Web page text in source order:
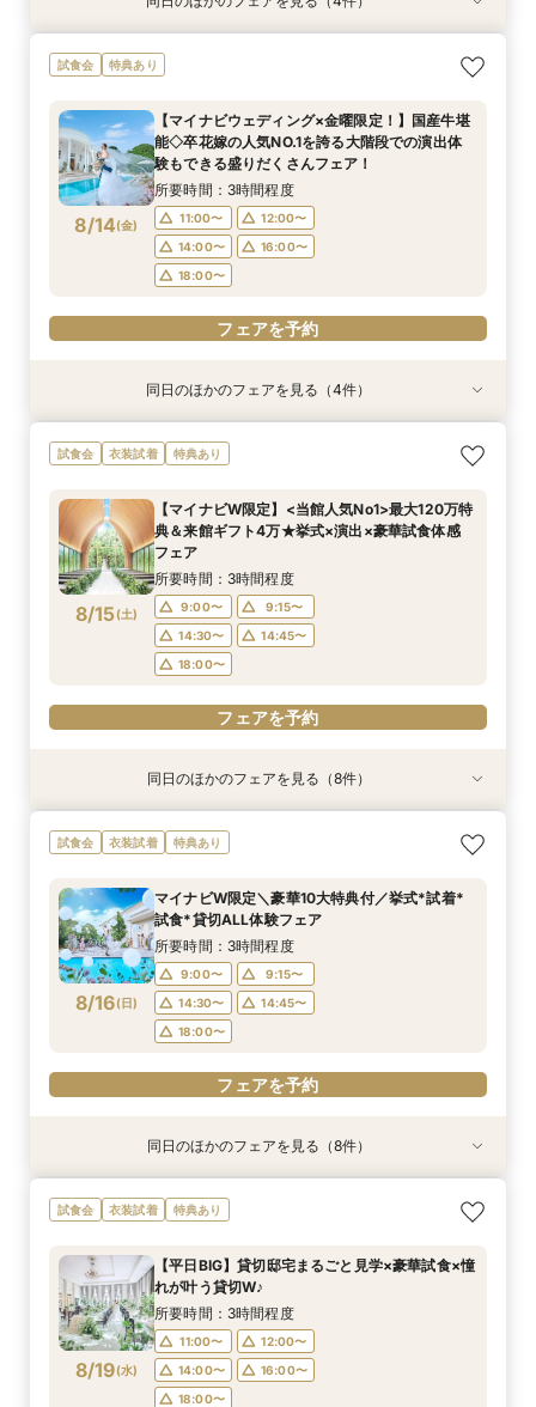
特典あり
8/13(木)
【初めての見学にオススメ】見積りまでしっかり
相談★全館見学
11:00〜
12:00〜
14:00〜
16:00〜
18:00〜
フェアを予約
8/13(木)
【遠方の方◎オンライン相談会】スマホで簡単！
豪華5大特典付き
11:00〜
13:00〜
14:00〜
16:00〜
18:00〜
フェアを予約
特典あり
8/13(木)
【10名～会食プラン】貸切邸宅で叶える少人数ウ
エディング相談会
11:00〜
12:00〜
14:00〜
16:00〜
18:00〜
フェアを予約
特典あり
8/13(木)
【フォト・ベビー服選べる特典有】安心マタニ
ティ相談会
11:00〜
12:00〜
14:00〜
16:00〜
18:00〜
フェアを予約
試食会 特典あり
8/14(金)
【マイナビウェディング×金曜限定！】国産牛堪
能◇卒花嫁の人気NO.1を誇る大階段での演出体
験もできる盛りだくさんフェア！
所要時間：3時間程度
11:00〜
12:00〜
14:00〜
16:00〜
18:00〜
フェアを予約
特典あり
8/14(金)
【初めての見学にオススメ】見積りまでしっかり
相談★全館見学
11:00〜
12:00〜
14:00〜
18:00〜
フェアを予約
8/14(金)
【遠方の方◎オンライン相談会】スマホで簡単！
豪華5大特典付き
11:00〜
13:00〜
14:00〜
18:00〜
フェアを予約
特典あり
8/14(金)
【10名～会食プラン】貸切邸宅で叶える少人数ウ
エディング相談会
11:00〜
12:00〜
14:00〜
18:00〜
フェアを予約
特典あり
8/14(金)
【フォト・ベビー服選べる特典有】安心マタニ
ティ相談会
11:00〜
12:00〜
14:00〜
18:00〜
フェアを予約
同日のほかのフェアを見る（4件）
試食会 衣装試着 特典あり
8/15(土)
【マイナビW限定】<当館人気No1>最大120万特
典＆来館ギフト4万★挙式×演出×豪華試食体感
フェア
所要時間：3時間程度
9:00〜
9:15〜
14:30〜
14:45〜
18:00〜
フェアを予約
特典あり 動画あり
8/15(土)
＜初めての式場見学＞心躍る花嫁の第一歩♪ゆっ
たり相談＆見学会
9:00〜
9:15〜
14:30〜
14:45〜
18:00〜
フェアを予約
特典あり
8/15(土)
【特別婚】マタニティ婚＆パパママキッズ婚に◎
準備安心相談会*
9:00〜
9:15〜
14:30〜
14:45〜
18:00〜
フェアを予約
特典あり
8/15(土)
【料理重視の方◎】シェフ渾身コース試食＆おも
てなし料理特典
9:00〜
9:15〜
14:30〜
14:45〜
18:00〜
フェアを予約
8/15(土)
【60分クイックフェア】会場見学＆相談会*初見
学にも◎
9:00〜
9:15〜
14:30〜
14:45〜
18:00〜
フェアを予約
特典あり
8/15(土)
【全館OK】大切な”ペット”と過ごす挙式＆披露
宴フェア
9:00〜
9:15〜
14:30〜
14:45〜
18:00〜
フェアを予約
8/15(土)
【遠方の方◎オンライン相談会】スマホで簡単！
豪華5大特典付き
9:00〜
9:15〜
14:30〜
14:45〜
18:00〜
フェアを予約
特典あり
8/15(土)
【10名～会食プラン】貸切邸宅で叶える少人数ウ
エディング相談会
9:00〜
9:15〜
14:15〜
14:30〜
18:00〜
フェアを予約
特典あり
8/15(土)
【カメラマン指名可】テーマ設定で叶える充実の
フォト婚フェア
9:00〜
9:15〜
14:30〜
14:45〜
18:00〜
フェアを予約
同日のほかのフェアを見る（8件）
試食会 衣装試着 特典あり
8/16(日)
マイナビW限定＼豪華10大特典付／挙式*試着*
試食*貸切ALL体験フェア
所要時間：3時間程度
9:00〜
9:15〜
14:30〜
14:45〜
18:00〜
フェアを予約
特典あり 動画あり
8/16(日)
＜初めての式場見学＞心躍る花嫁の第一歩♪ゆっ
たり相談＆見学会
9:00〜
14:30〜
14:45〜
18:00〜
フェアを予約
特典あり
8/16(日)
【特別婚】マタニティ婚＆パパママキッズ婚に◎
準備安心相談会*
9:00〜
14:30〜
14:45〜
18:00〜
フェアを予約
特典あり
8/16(日)
【料理重視の方◎】シェフ渾身コース試食＆おも
てなし料理特典
9:00〜
14:30〜
14:45〜
18:00〜
フェアを予約
8/16(日)
【60分クイックフェア】会場見学＆相談会*初見
学にも◎
9:00〜
14:30〜
14:45〜
18:00〜
フェアを予約
特典あり
8/16(日)
【全館OK】大切な”ペット”と過ごす挙式＆披露
宴フェア
9:00〜
14:30〜
14:45〜
18:00〜
フェアを予約
8/16(日)
【遠方の方◎オンライン相談会】スマホで簡単！
豪華5大特典付き
9:00〜
14:30〜
14:45〜
18:00〜
フェアを予約
特典あり
8/16(日)
【10名～会食プラン】貸切邸宅で叶える少人数ウ
エディング相談会
9:00〜
14:15〜
14:30〜
18:00〜
フェアを予約
特典あり
8/16(日)
【カメラマン指名可】テーマ設定で叶える充実の
フォト婚フェア
9:00〜
14:30〜
14:45〜
18:00〜
フェアを予約
同日のほかのフェアを見る（8件）
試食会 衣装試着 特典あり
8/19(水)
【平日BIG】貸切邸宅まるごと見学×豪華試食×憧
れが叶う貸切W♪
所要時間：3時間程度
11:00〜
12:00〜
14:00〜
16:00〜
18:00〜